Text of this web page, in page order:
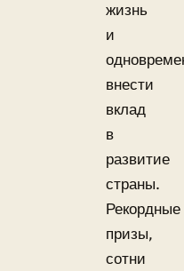
жизнь
и
внести
вклад
в
развитие
страны.
Рекордные
призы,
сотни